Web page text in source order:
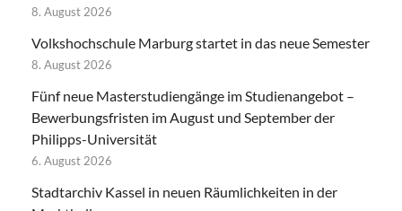
8. August 2026
Volkshochschule Marburg startet in das neue Semester
8. August 2026
Fünf neue Masterstudiengänge im Studienangebot –
Bewerbungsfristen im August und September der
Philipps-Universität
6. August 2026
Stadtarchiv Kassel in neuen Räumlichkeiten in der